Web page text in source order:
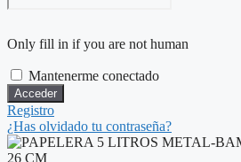
Only fill in if you are not human
Mantenerme conectado
Registro
¿Has olvidado tu contraseña?